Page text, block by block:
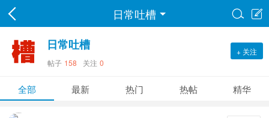
日常吐槽 

日常吐槽
帖子 158 关注 0
+ 关注
全部 最新 热门 热帖 精华